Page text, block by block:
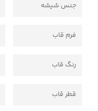
جنس شیشه
فرم قاب
رنگ قاب
قطر قاب